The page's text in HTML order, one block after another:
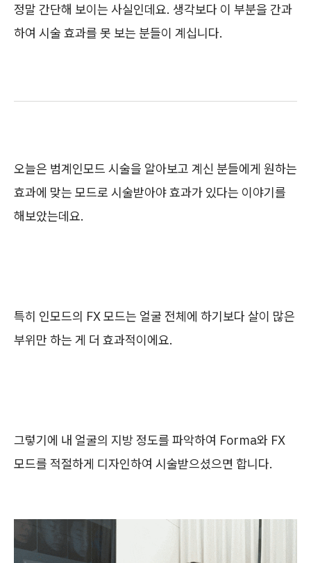
정말 간단해 보이는 사실인데요. 생각보다 이 부분을 간과
하여 시술 효과를 못 보는 분들이 계십니다.
오늘은 범계인모드 시술을 알아보고 계신 분들에게 원하는
효과에 맞는 모드로 시술받아야 효과가 있다는 이야기를
해보았는데요.
특히 인모드의 FX 모드는 얼굴 전체에 하기보다 살이 많은
부위만 하는 게 더 효과적이에요.
그렇기에 내 얼굴의 지방 정도를 파악하여 Forma와 FX
모드를 적절하게 디자인하여 시술받으셨으면 합니다.